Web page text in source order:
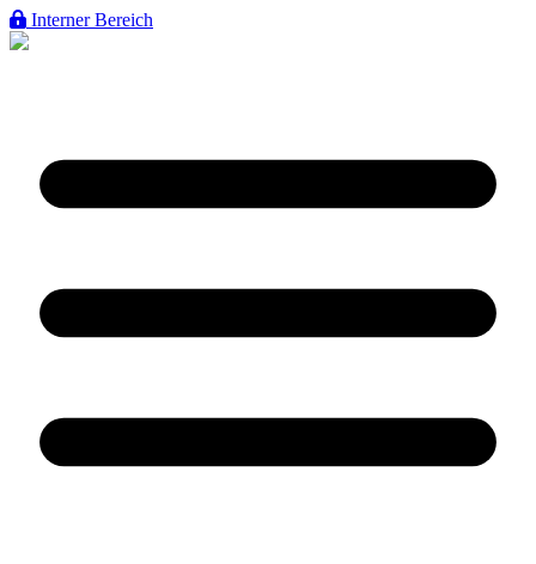
Interner Bereich